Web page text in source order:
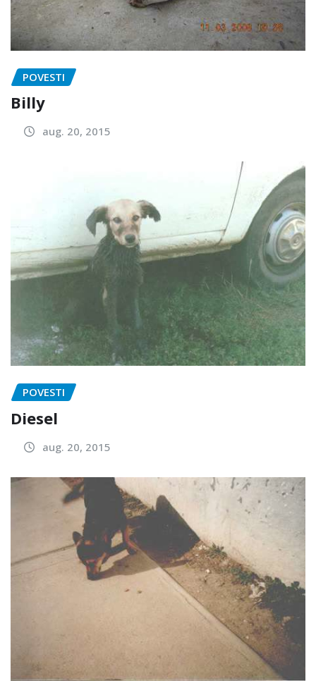
POVESTI
Billy
aug. 20, 2015
POVESTI
Diesel
aug. 20, 2015